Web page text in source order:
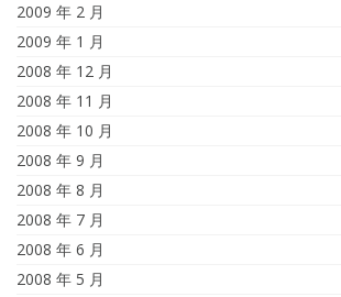
2009 年 2 月
2009 年 1 月
2008 年 12 月
2008 年 11 月
2008 年 10 月
2008 年 9 月
2008 年 8 月
2008 年 7 月
2008 年 6 月
2008 年 5 月